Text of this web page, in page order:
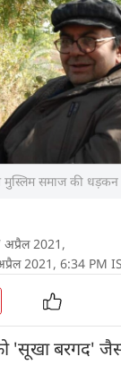
मुस्लिम समाज की धड़कन
अप्रैल 2021,
2021, 6:34 PM
'सूखा बरगद'